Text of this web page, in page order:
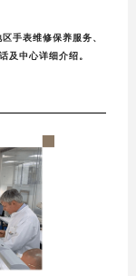
手表维修保养服务、
及中心详细介绍。